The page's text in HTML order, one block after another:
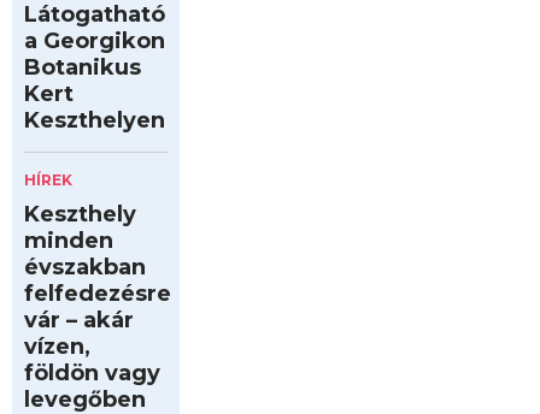
Látogatható
a Georgikon
Botanikus
Kert
Keszthelyen
HÍREK
Keszthely
minden
évszakban
felfedezésre
vár – akár
vízen,
földön vagy
levegőben